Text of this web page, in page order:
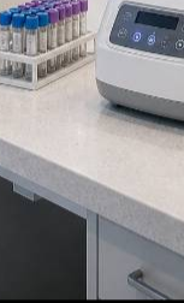
트롤러 기반 제어
술력으로 고객의 신
드에 위치한 생산
을 공급하고 있습